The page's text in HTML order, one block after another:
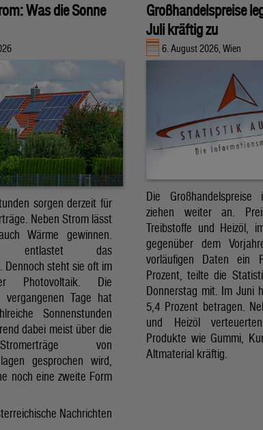
Was die Sonne
sorgen derzeit für
Neben Strom lässt
Wärme gewinnen.
entlastet das
Dennoch steht sie oft im
Photovoltaik. Die
vergangenen Tage hat
Sonnenstunden
dabei meist über die
von
gesprochen wird,
noch eine zweite Form
Nachrichten
Großhandelspreise
Juli kräftig zu
6. August 2026, Wien
Die Großhandelspreise
ziehen weiter an.
Treibstoffe und Heizöl,
gegenüber dem
vorläufigen Daten ein
Prozent, teilte die
Donnerstag mit. Im Juni
5,4 Prozent betragen.
und Heizöl
Produkte wie Gummi,
Altmaterial kräftig.